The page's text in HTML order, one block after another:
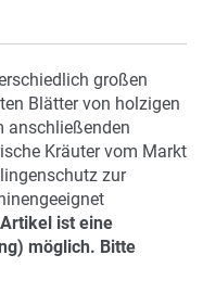
großen
Blätter von holzigen
anschließenden
Kräuter vom Markt
zur
ist eine
möglich. Bitte